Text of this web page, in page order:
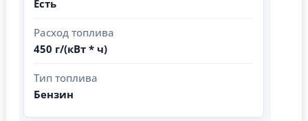
Есть
Расход топлива
450 г/(кВт * ч)
Тип топлива
Бензин